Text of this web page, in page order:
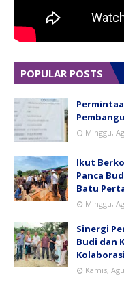
POPULAR POSTS
Minggu,
Ikut
Panca
Batu
Minggu,
Sinergi
Budi dan
Kamis,